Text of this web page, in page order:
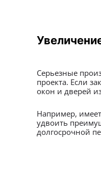
Серьезные
проекта. Если
окон и дверей
Например,
удвоить
долгосрочной